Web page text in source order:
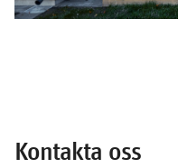
Kontakta oss